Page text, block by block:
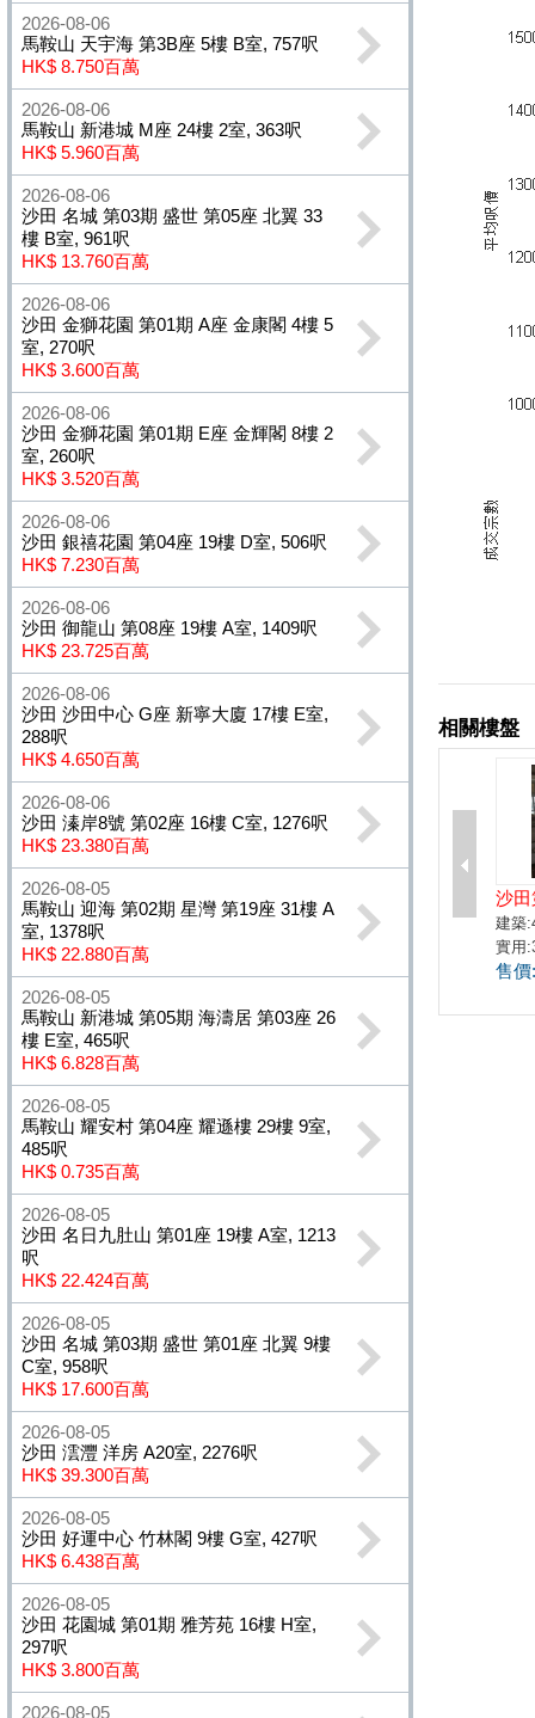
2026-08-06
馬鞍山 天宇海 第3B座 5樓 B室, 757呎
HK$ 8.750百萬
2026-08-06
馬鞍山 新港城 M座 24樓 2室, 363呎
HK$ 5.960百萬
2026-08-06
沙田 名城 第03期 盛世 第05座 北翼 33
樓 B室, 961呎
HK$ 13.760百萬
2026-08-06
沙田 金獅花園 第01期 A座 金康閣 4樓 5
室, 270呎
HK$ 3.600百萬
2026-08-06
沙田 金獅花園 第01期 E座 金輝閣 8樓 2
室, 260呎
HK$ 3.520百萬
2026-08-06
沙田 銀禧花園 第04座 19樓 D室, 506呎
HK$ 7.230百萬
2026-08-06
沙田 御龍山 第08座 19樓 A室, 1409呎
HK$ 23.725百萬
2026-08-06
沙田 沙田中心 G座 新寧大廈 17樓 E室,
288呎
HK$ 4.650百萬
2026-08-06
沙田 溱岸8號 第02座 16樓 C室, 1276呎
HK$ 23.380百萬
2026-08-05
馬鞍山 迎海 第02期 星灣 第19座 31樓 A
室, 1378呎
HK$ 22.880百萬
2026-08-05
馬鞍山 新港城 第05期 海濤居 第03座 26
樓 E室, 465呎
HK$ 6.828百萬
2026-08-05
馬鞍山 耀安村 第04座 耀遜樓 29樓 9室,
485呎
HK$ 0.735百萬
2026-08-05
沙田 名日九肚山 第01座 19樓 A室, 1213
呎
HK$ 22.424百萬
2026-08-05
沙田 名城 第03期 盛世 第01座 北翼 9樓
C室, 958呎
HK$ 17.600百萬
2026-08-05
沙田 澐灃 洋房 A20室, 2276呎
HK$ 39.300百萬
2026-08-05
沙田 好運中心 竹林閣 9樓 G室, 427呎
HK$ 6.438百萬
2026-08-05
沙田 花園城 第01期 雅芳苑 16樓 H室,
297呎
HK$ 3.800百萬
2026-08-05